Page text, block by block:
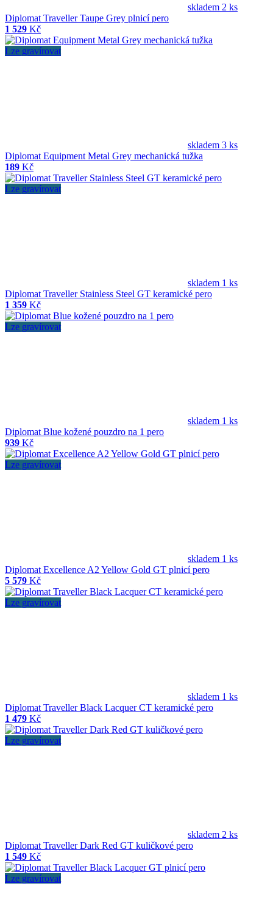
skladem 2 ks
Diplomat Traveller Taupe Grey plnicí pero
1 529 Kč
Lze gravírovat
skladem 3 ks
Diplomat Equipment Metal Grey mechanická tužka
189 Kč
Lze gravírovat
skladem 1 ks
Diplomat Traveller Stainless Steel GT keramické pero
1 359 Kč
Lze gravírovat
skladem 1 ks
Diplomat Blue kožené pouzdro na 1 pero
939 Kč
Lze gravírovat
skladem 1 ks
Diplomat Excellence A2 Yellow Gold GT plnicí pero
5 579 Kč
Lze gravírovat
skladem 1 ks
Diplomat Traveller Black Lacquer CT keramické pero
1 479 Kč
Lze gravírovat
skladem 2 ks
Diplomat Traveller Dark Red GT kuličkové pero
1 549 Kč
Lze gravírovat